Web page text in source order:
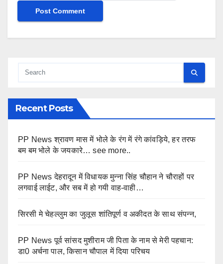
Recent Posts
PP News श्रावण मास में भोले के रंग में रंगे कांवड़िये, हर तरफ
बम बम भोले के जयकारे… see more..
PP News देहरादून में विधायक मुन्ना सिंह चौहान ने चौराहों पर
लगवाई लाईट, और सब में हो गयी वाह-वाही…
सिरसी मे चेहल्लुम का जुलूस शांतिपूर्ण व अकीदत के साथ संपन्न,
PP News पूर्व सांसद मुशीराम जी पिता के नाम से मेरी पहचान:
डा0 अर्चना पाल, किसान चौपाल में दिया परिचय